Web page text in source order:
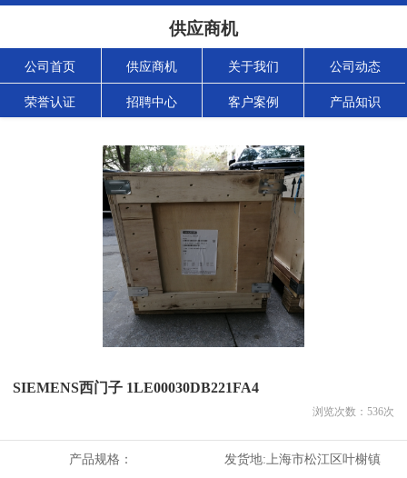
供应商机
公司首页 供应商机 关于我们 公司动态
荣誉认证 招聘中心 客户案例 产品知识
SIEMENS西门子 1LE00030DB221FA4
浏览次数： 536次
产品规格： 发货地: 上海市松江区叶榭镇